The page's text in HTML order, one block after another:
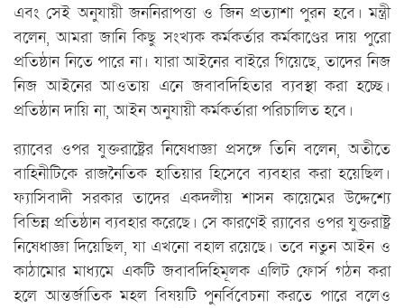
এবং সেই অনুযায়ী জননিরাপত্তা ও জিন প্রত্যাশা পুরন হবে। মন্ত্রী
বলেন, আমরা জানি কিছু সংখ্যক কর্মকর্তার কর্মকাণ্ডের দায় পুরো
প্রতিষ্ঠান নিতে পারে না। যারা আইনের বাইরে গিয়েছে, তাদের নিজ
নিজ আইনের আওতায় এনে জবাবদিহিতার ব্যবস্থা করা হচ্ছে।
প্রতিষ্ঠান দায়ি না, আইন অনুযায়ী কর্মকর্তারা পরিচালিত হবে।
র‍্যাবের ওপর যুক্তরাষ্ট্রের নিষেধাজ্ঞা প্রসঙ্গে তিনি বলেন, অতীতে
বাহিনীটিকে রাজনৈতিক হাতিয়ার হিসেবে ব্যবহার করা হয়েছিল।
ফ্যাসিবাদী সরকার তাদের একদলীয় শাসন কায়েমের উদ্দেশ্যে
বিভিন্ন প্রতিষ্ঠান ব্যবহার করেছে। সে কারণেই র‍্যাবের ওপর যুক্তরাষ্ট্র
নিষেধাজ্ঞা দিয়েছিল, যা এখনো বহাল রয়েছে। তবে নতুন আইন ও
কাঠামোর মাধ্যমে একটি জবাবদিহিমূলক এলিট ফোর্স গঠন করা
হলে আন্তর্জাতিক মহল বিষয়টি পুনর্বিবেচনা করতে পারে বলেও